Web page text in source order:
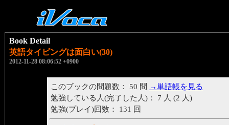
Book Detail
英語タイピングは面白い(30)
2012-11-28 08:06:52 +0900
このブックの問題数： 50 問 →単語帳を見る
勉強している人(完了した人)： 7 人 (2 人)
勉強(プレイ)回数： 131 回